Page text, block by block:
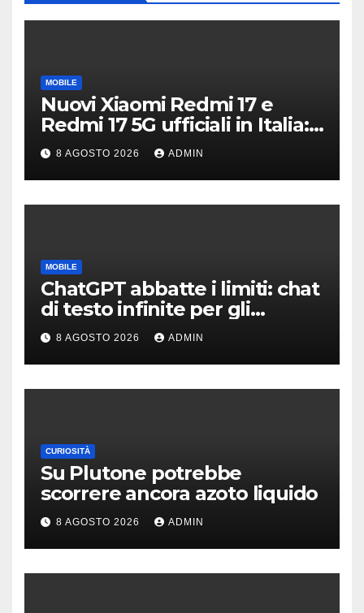
MOBILE
Nuovi Xiaomi Redmi 17 e
Redmi 17 5G ufficiali in Italia:
specifiche tecniche,
differenze e prezzi
8 AGOSTO 2026 ADMIN
MOBILE
ChatGPT abbatte i limiti: chat
di testo infinite per gli
account gratis e intelligenza
potenziata
8 AGOSTO 2026 ADMIN
CURIOSITÀ
Su Plutone potrebbe
scorrere ancora azoto liquido
8 AGOSTO 2026 ADMIN